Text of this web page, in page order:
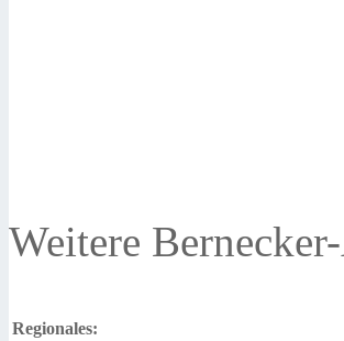
Weitere
Regionales: